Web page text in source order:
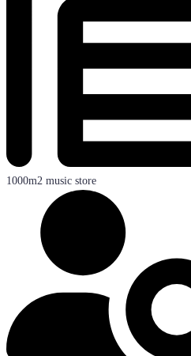
1000m2 music store